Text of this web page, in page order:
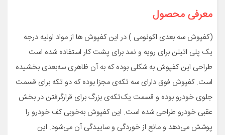
معرفی محصول
(کفپوش سه بعدی اکونومی ) در این کفپوش ها از مواد اولیه درجه
یک پلی اتیلن برای رویه و نمد برای پشت کار استفاده شده است
طراحی این کفپوش به شکلی بوده که به آن ظاهری سه‌بعدی بخشیده
است. کفپوش فوق دارای سه تکه‌ی مجزا بوده که دو تکه برای قسمت
جلوی خودرو بوده و قسمت یک‌تکه‌ی بزرگ برای قرارگرفتن در بخش
عقبی خودرو طراحی شده است. این کفپوش به‌خوبی کف خودرو را
پوشش می‌دهد و مانع از خوردگی و ساییدگی آن می‌شود. این